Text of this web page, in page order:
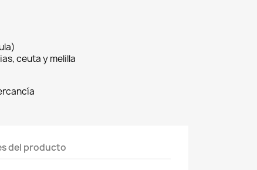
ceuta y melilla
del producto